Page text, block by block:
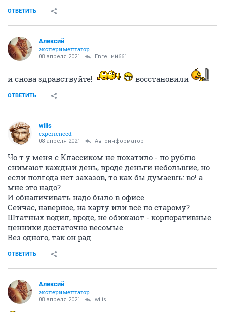
ОТВЕТИТЬ
Алексий
экспериментатор
08 апреля 2021 Евгений661
и снова здравствуйте! восстановили
ОТВЕТИТЬ
wilis
experienced
08 апреля 2021 Автоинформатор
Чо т у меня с Классиком не покатило - по рублю
снимают каждый день, вроде деньги небольшие, но
если полгода нет заказов, то как бы думаешь: во! а
мне это надо?
И обналичивать надо было в офисе
Сейчас, наверное, на карту или всё по старому?
Штатных водил, вроде, не обижают - корпоративные
ценники достаточно весомые
Вез одного, так он рад
ОТВЕТИТЬ
Алексий
экспериментатор
08 апреля 2021 wilis